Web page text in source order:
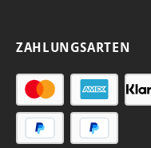
ZAHLUNGSARTEN